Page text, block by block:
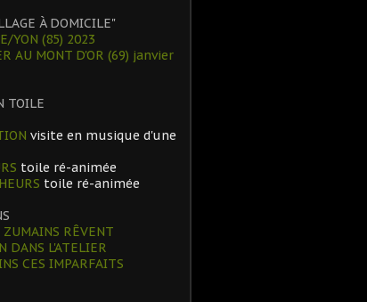
À DOMICILE"
YON (85) 2023
AU MONT D'OR (69) janvier
TOILE
visite en musique d'une
toile ré-animée
toile ré-animée
ZUMAINS RÊVENT
DANS L'ATELIER
CES IMPARFAITS